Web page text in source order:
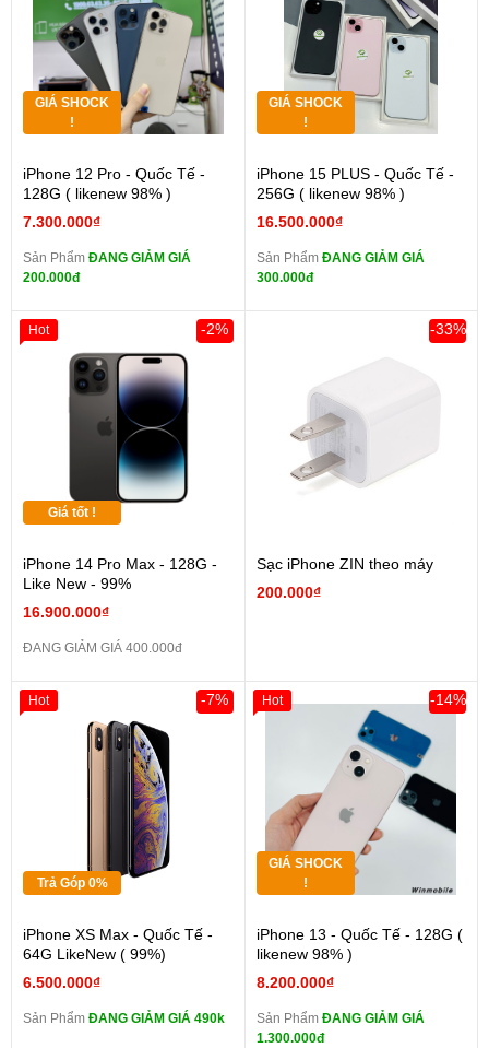
GIÁ SHOCK
!
iPhone 12 Pro - Quốc Tế -
128G ( likenew 98% )
7.300.000₫
Sản Phẩm ĐANG GIẢM GIÁ
200.000đ
GIÁ SHOCK
!
iPhone 15 PLUS - Quốc Tế -
256G ( likenew 98% )
16.500.000₫
Sản Phẩm ĐANG GIẢM GIÁ
300.000đ
Giá tốt !
iPhone 14 Pro Max - 128G -
Like New - 99%
16.900.000₫
-2%
ĐANG GIẢM GIÁ 400.000đ
Hot
Sạc iPhone ZIN theo máy
200.000₫
-33%
Trả Góp 0%
iPhone XS Max - Quốc Tế -
64G LikeNew ( 99%)
6.500.000₫
-7%
Sản Phẩm ĐANG GIẢM GIÁ 490k
Hot
GIÁ SHOCK
!
iPhone 13 - Quốc Tế - 128G (
likenew 98% )
8.200.000₫
-14%
Sản Phẩm ĐANG GIẢM GIÁ
1.300.000đ
Hot